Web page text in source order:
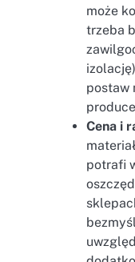
może
trzeba
postaw
Cena i
potrafi